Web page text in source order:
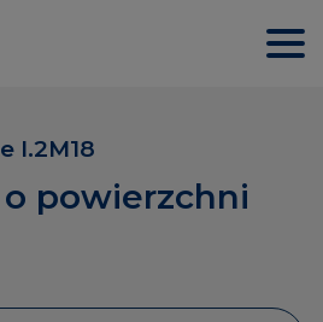
I.2M18
powierzchni